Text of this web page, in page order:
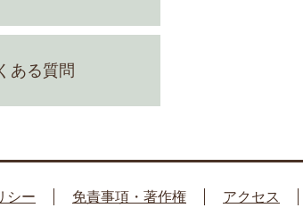
ある質問
シー 免責事項・著作権 アクセス